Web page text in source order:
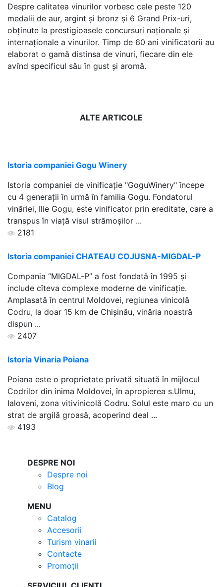
Despre calitatea vinurilor vorbesc cele peste 120
medalii de aur, argint şi bronz şi 6 Grand Prix-uri,
obţinute la prestigioasele concursuri naţionale şi
internaţionale a vinurilor. Timp de 60 ani vinificatorii au
elaborat o gamă distinsa de vinuri, fiecare din ele
avînd specificul său în gust şi aromă.
ALTE ARTICOLE
Istoria companiei Gogu Winery
Istoria companiei de vinificație "GoguWinery" începe
cu 4 generații în urmă în familia Gogu. Fondatorul
vinăriei, Ilie Gogu, este vinificator prin ereditate, care a
transpus în viață visul strămoșilor ...
2181
Istoria companiei CHATEAU COJUSNA-MIGDAL-P
Compania “MIGDAL-P” a fost fondată în 1995 şi
include cîteva complexe moderne de vinificaţie.
Amplasată în centrul Moldovei, regiunea vinicolă
Codru, la doar 15 km de Chişinău, vinăria noastră
dispun ...
2407
Istoria Vinaria Poiana
Poiana este o proprietate privată situată în mijlocul
Codrilor din inima Moldovei, în apropierea s.Ulmu,
Ialoveni, zona vitivinicolă Codru. Solul este maro cu un
strat de argilă groasă, acoperind deal ...
4193
DESPRE NOI
Despre noi
Blog
MENU
Catalog
Accesorii
Turism vinarii
Contacte
Promoții